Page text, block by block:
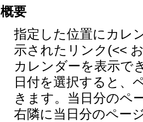
概要
指定した位置にカレ
示されたリンク(<<
カレンダーを表示で
日付を選択すると、
きます。当日分のペ
右隣に当日分のペー